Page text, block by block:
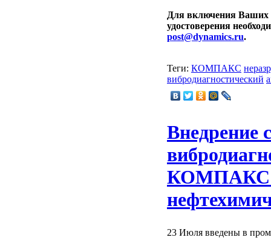
Для включения Ваших
удостоверения
post@dynamics.ru.
Теги: КОМПАКС
вибродиагностический
Внедрение
КОМПАКС
23 Июля введены в